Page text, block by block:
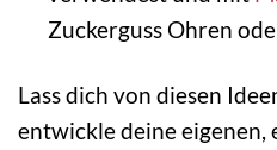
Zuckerguss Ohren
Lass dich von diesen
entwickle deine eigenen,